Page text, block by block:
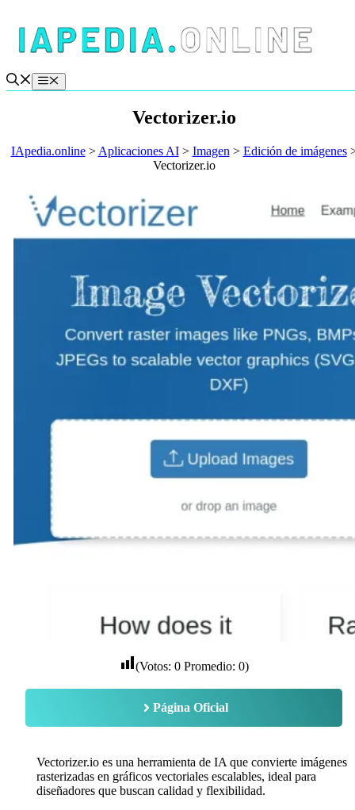
contenido
Menú
Vectorizer.io
IApedia.online> Aplicaciones AI> Imagen > Edición de imágenes
Vectorizer.io
(Votos: 0Promedio: 0)
Página Oficial
Vectorizer.io es una herramienta de IA que convierte imágenes
rasterizadas en gráficos vectoriales escalables, ideal para
diseñadores que buscan calidad y flexibilidad.